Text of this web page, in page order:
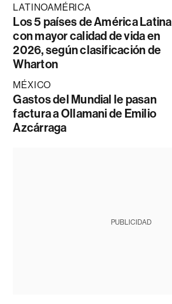
LATINOAMÉRICA
Los 5 países de América Latina
con mayor calidad de vida en
2026, según clasificación de
Wharton
MÉXICO
Gastos del Mundial le pasan
factura a Ollamani de Emilio
Azcárraga
PUBLICIDAD